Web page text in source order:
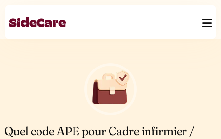
Quel code APE pour Cadre infirmier /